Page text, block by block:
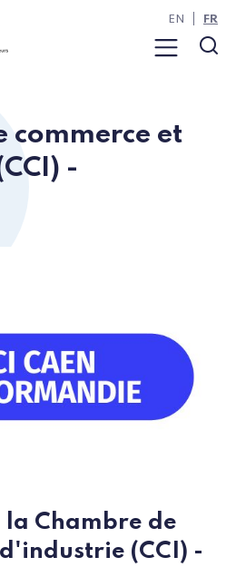
cookies
Menu
EN FR
commerce et
-
la Chambre de
(CCI) -